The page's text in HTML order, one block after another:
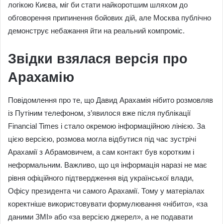
логікою Києва, міг би стати найкоротшим шляхом до
обговорення припинення бойових дій, але Москва публічно
демонструє небажання йти на реальний компроміс.
Звідки взялася версія про
Арахамію
Повідомлення про те, що Давид Арахамія нібито розмовляв
із Путіним телефоном, з’явилося вже після публікації
Financial Times і стало окремою інформаційною лінією. За
цією версією, розмова могла відбутися під час зустрічі
Арахамії з Абрамовичем, а сам контакт був коротким і
неформальним. Важливо, що ця інформація наразі не має
рівня офіційного підтвердження від української влади,
Офісу президента чи самого Арахамії. Тому у матеріалах
коректніше використовувати формулювання «нібито», «за
даними ЗМІ» або «за версією джерел», а не подавати